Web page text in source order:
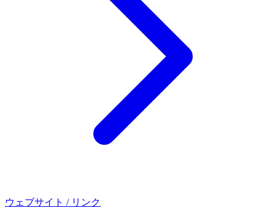
ウェブサイト / リンク